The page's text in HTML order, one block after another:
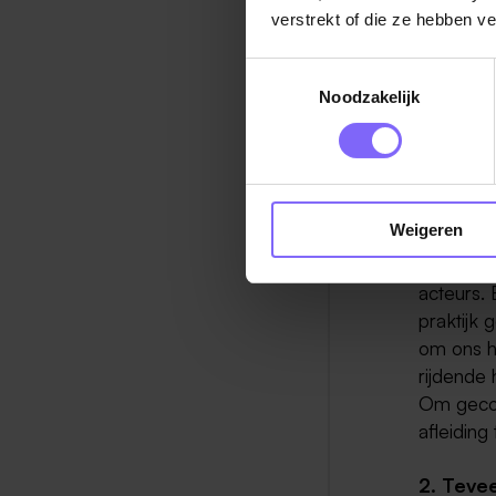
verstrekt of die ze hebben
Noodzakelijk
Weigeren
(lees:
steeds
maakt.
hebben.
acteurs.
praktijk
om ons
rijdende
Om
afleiding
2.